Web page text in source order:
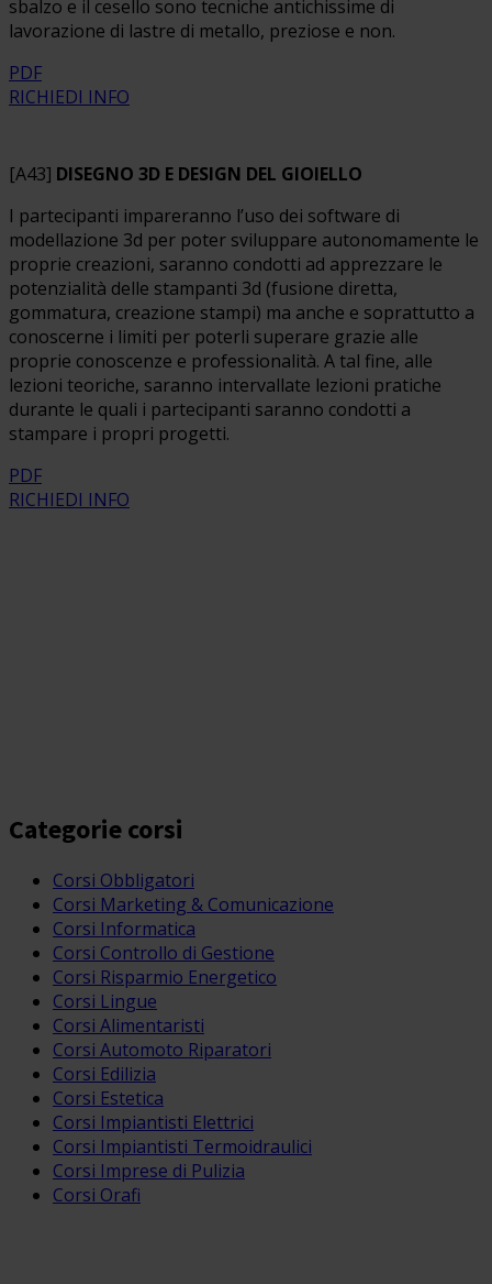
sbalzo e il cesello sono tecniche antichissime di
lavorazione di lastre di metallo, preziose e non.
PDF
RICHIEDI INFO
[A43] DISEGNO 3D E DESIGN DEL GIOIELLO
I partecipanti impareranno l’uso dei software di
modellazione 3d per poter sviluppare autonomamente le
proprie creazioni, saranno condotti ad apprezzare le
potenzialità delle stampanti 3d (fusione diretta,
gommatura, creazione stampi) ma anche e soprattutto a
conoscerne i limiti per poterli superare grazie alle
proprie conoscenze e professionalità. A tal fine, alle
lezioni teoriche, saranno intervallate lezioni pratiche
durante le quali i partecipanti saranno condotti a
stampare i propri progetti.
PDF
RICHIEDI INFO
Categorie corsi
Corsi Obbligatori
Corsi Marketing & Comunicazione
Corsi Informatica
Corsi Controllo di Gestione
Corsi Risparmio Energetico
Corsi Lingue
Corsi Alimentaristi
Corsi Automoto Riparatori
Corsi Edilizia
Corsi Estetica
Corsi Impiantisti Elettrici
Corsi Impiantisti Termoidraulici
Corsi Imprese di Pulizia
Corsi Orafi